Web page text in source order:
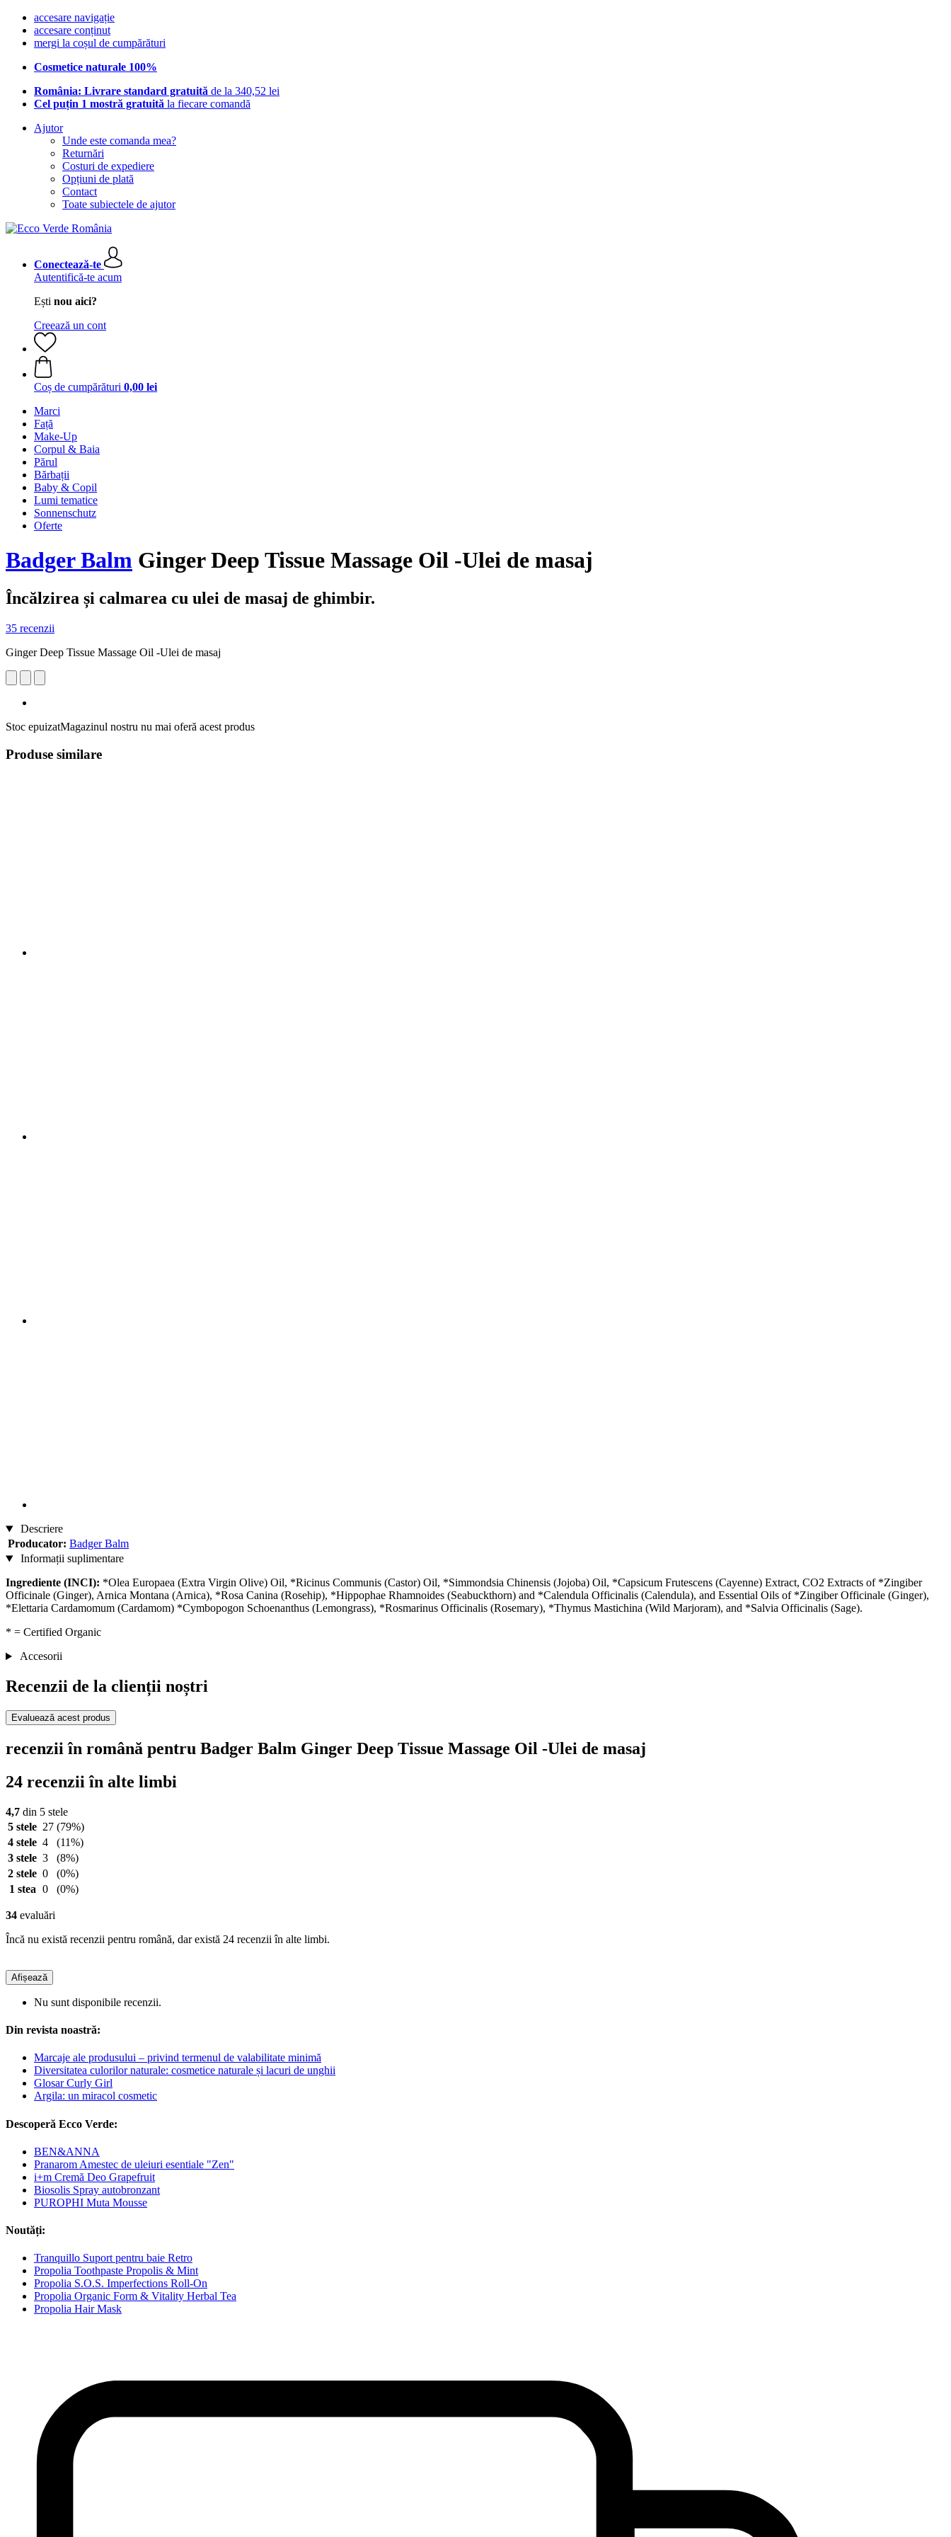
accesare navigație
accesare conținut
mergi la coșul de cumpărături
Cosmetice naturale 100%
România: Livrare standard gratuită de la 340,52 lei
Cel puțin 1 mostră gratuită la fiecare comandă
Ajutor
Unde este comanda mea?
Returnări
Costuri de expediere
Opțiuni de plată
Contact
Toate subiectele de ajutor
Conectează-te
Autentifică-te acum
Ești nou aici?
Creează un cont
Coș de cumpărături 0,00 lei
Marci
Față
Make-Up
Corpul & Baia
Părul
Bărbații
Baby & Copil
Lumi tematice
Sonnenschutz
Oferte
Badger Balm Ginger Deep Tissue Massage Oil -Ulei de masaj
Încălzirea și calmarea cu ulei de masaj de ghimbir.
35 recenzii
Ginger Deep Tissue Massage Oil -Ulei de masaj
Stoc epuizatMagazinul nostru nu mai oferă acest produs
Produse similare
Descriere
Producator: Badger Balm
Informații suplimentare
Ingrediente (INCI): *Olea Europaea (Extra Virgin Olive) Oil, *Ricinus Communis (Castor) Oil, *Simmondsia Chinensis (Jojoba) Oil, *Capsicum Frutescens (Cayenne) Extract, CO2 Extracts of *Zingiber
Officinale (Ginger), Arnica Montana (Arnica), *Rosa Canina (Rosehip), *Hippophae Rhamnoides (Seabuckthorn) and *Calendula Officinalis (Calendula), and Essential Oils of *Zingiber Officinale (Ginger),
*Elettaria Cardamomum (Cardamom) *Cymbopogon Schoenanthus (Lemongrass), *Rosmarinus Officinalis (Rosemary), *Thymus Mastichina (Wild Marjoram), and *Salvia Officinalis (Sage).
* = Certified Organic
Accesorii
Recenzii de la clienții noștri
Evaluează acest produs
recenzii în română pentru Badger Balm Ginger Deep Tissue Massage Oil -Ulei de masaj
24 recenzii în alte limbi
4,7 din 5 stele
5 stele 27 (79%)
4 stele 4
(11%)
3 stele 3
(8%)
2 stele 0
(0%)
1 stea 0 (0%)
34 evaluări
Încă nu există recenzii pentru română, dar există 24 recenzii în alte limbi.
Afișează
Nu sunt disponibile recenzii.
Din revista noastră:
Marcaje ale produsului – privind termenul de valabilitate minimă
Diversitatea culorilor naturale: cosmetice naturale și lacuri de unghii
Glosar Curly Girl
Argila: un miracol cosmetic
Descoperă Ecco Verde:
BEN&ANNA
Pranarom Amestec de uleiuri esentiale "Zen"
i+m Cremă Deo Grapefruit
Biosolis Spray autobronzant
PUROPHI Muta Mousse
Noutăți:
Tranquillo Suport pentru baie Retro
Propolia Toothpaste Propolis & Mint
Propolia S.O.S. Imperfections Roll-On
Propolia Organic Form & Vitality Herbal Tea
Propolia Hair Mask